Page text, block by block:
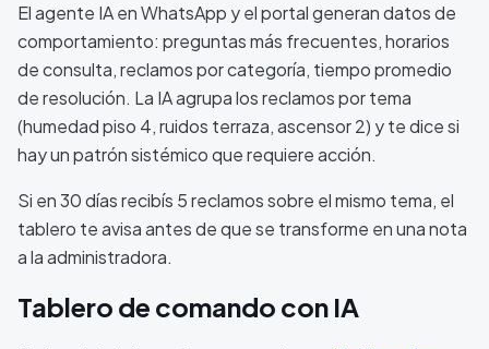
El agente IA en WhatsApp y el portal generan datos de
comportamiento: preguntas más frecuentes, horarios
de consulta, reclamos por categoría, tiempo promedio
de resolución. La IA agrupa los reclamos por tema
(humedad piso 4, ruidos terraza, ascensor 2) y te dice si
hay un patrón sistémico que requiere acción.
Si en 30 días recibís 5 reclamos sobre el mismo tema, el
tablero te avisa antes de que se transforme en una nota
a la administradora.
Tablero de comando con IA